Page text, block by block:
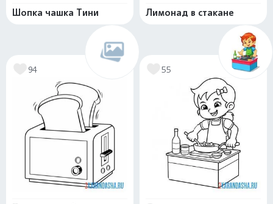
Шопка чашка Тини Лимонад в стакане
94 55